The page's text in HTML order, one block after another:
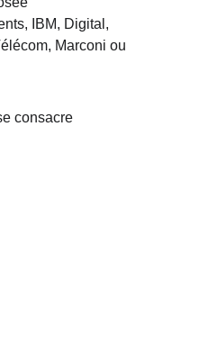
IBM, Digital,
Marconi ou
consacre